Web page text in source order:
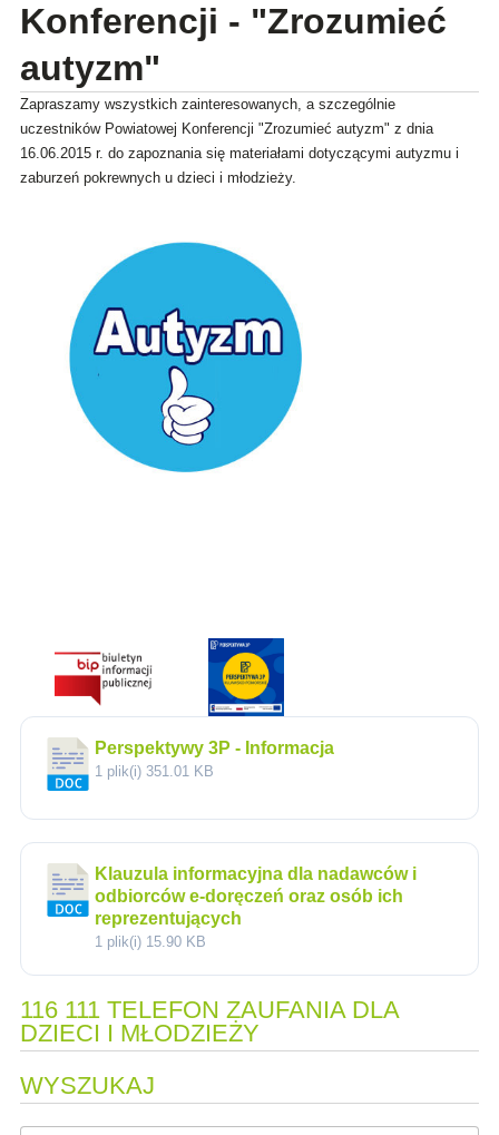
Konferencji - "Zrozumieć
autyzm"
Zapraszamy wszystkich zainteresowanych, a szczególnie
uczestników Powiatowej Konferencji "Zrozumieć autyzm" z dnia
16.06.2015 r. do zapoznania się materiałami dotyczącymi autyzmu i
zaburzeń pokrewnych u dzieci i młodzieży.
Perspektywy 3P - Informacja
1 plik(i) 351.01 KB
Klauzula informacyjna dla nadawców i
odbiorców e-doręczeń oraz osób ich
reprezentujących
1 plik(i) 15.90 KB
116 111 TELEFON ZAUFANIA DLA
DZIECI I MŁODZIEŻY
WYSZUKAJ